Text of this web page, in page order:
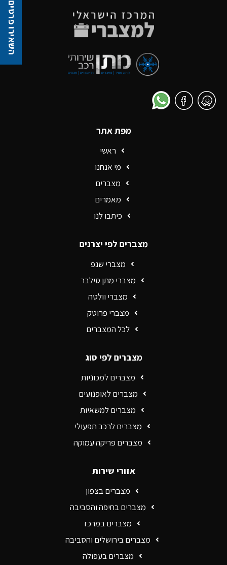
מפת אתר
ראשי
מי אנחנו
מצברים
מאמרים
כיתבו לנו
מצברים לפי יצרנים
מצברי שנפ
מצברי מתן סילבר
מצברי וולטה
מצברי פרוטק
לכל המצברים
מצברים לפי סוג
מצברים למכוניות
מצברים לאופנועים
מצברים למשאיות
מצברים לרכב תפעולי
מצברים פריקה עמוקה
אזורי שירות
מצברים בצפון
מצברים בחיפה והסביבה
מצברים במרכז
מצברים בירושלים והסביבה
מצברים בעפולה
השאירו פרטים